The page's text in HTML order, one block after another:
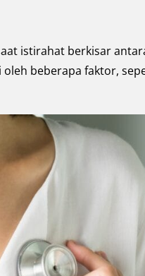
istirahat berkisar
beberapa faktor,